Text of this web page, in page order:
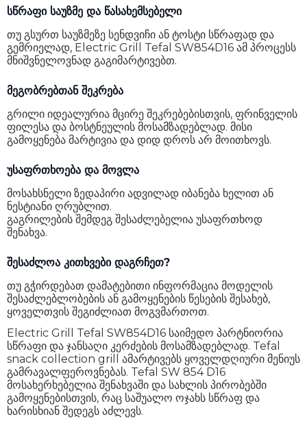
სწრაფი საუზმე და წასახემსებელი
თუ გსურთ საუზმეზე სენდვიჩი ან ტოსტი სწრაფად და
გემრიელად, Electric Grill Tefal SW854D16 ამ პროცესს
მნიშვნელოვნად გაგიმარტივებთ.
მეგობრებთან შეკრება
გრილი იდეალურია მცირე შეკრებებისთვის, ფრინველის
ფილესა და ბოსტნეულის მოსამზადებლად. მისი
გამოყენება მარტივია და დიდ დროს არ მოითხოვს.
უსაფრთხოება და მოვლა
მოსახსნელი ზედაპირი ადვილად იბანება ხელით ან
ნესტიანი ღრუბლით.
გაგრილების შემდეგ შესაძლებელია უსაფრთხოდ
შენახვა.
შესაძლოა კითხვები დაგრჩეთ?
თუ გჭირდებათ დამატებითი ინფორმაცია მოდელის
შესაძლებლობების ან გამოყენების წესების შესახებ,
ყოველთვის შეგიძლიათ მოგვმართოთ.
Electric Grill Tefal SW854D16 საიმედო პარტნიორია
სწრაფი და ჯანსაღი კერძების მოსამზადებლად. Tefal
snack collection grill ამარტივებს ყოველდღიური მენიუს
გამრავალფეროვნებას. Tefal SW 854 D16
მოსახერხებელია შენახვაში და სახლის პირობებში
გამოყენებისთვის, რაც საშუალო ოჯახს სწრაფ და
ხარისხიან შედეგს აძლევს.